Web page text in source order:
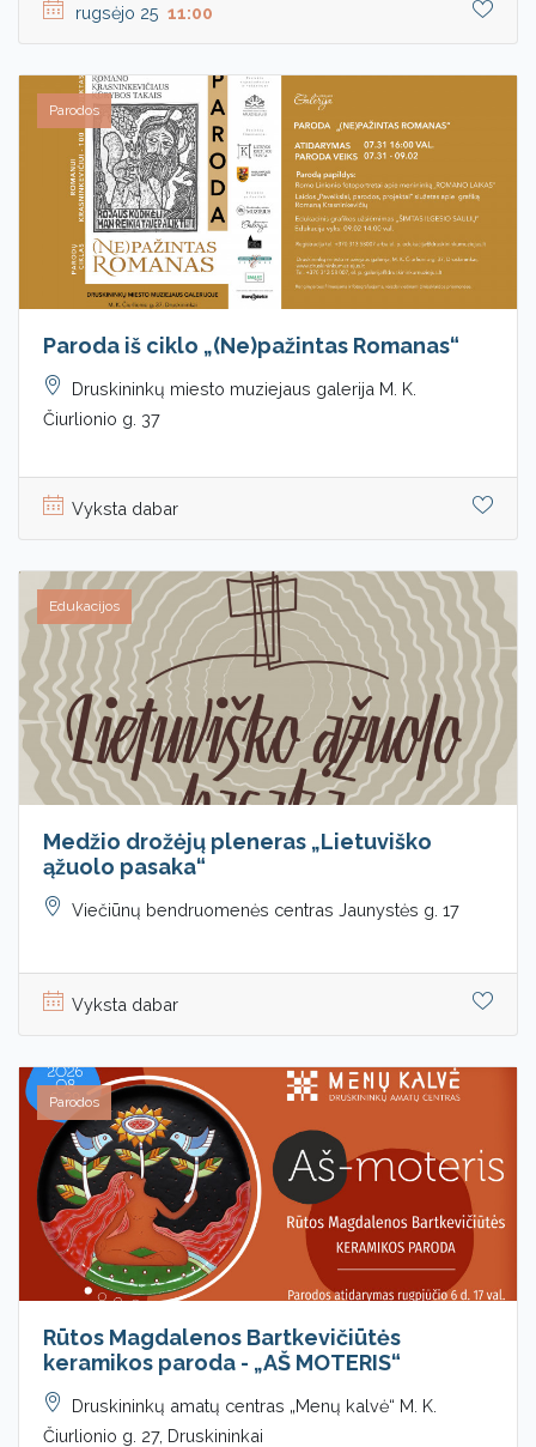
rugsėjo 25 11:00
Parodos
Paroda iš ciklo „(Ne)pažintas Romanas“
Druskininkų miesto muziejaus galerija M. K.
Čiurlionio g. 37
Vyksta dabar
Edukacijos
Medžio drožėjų pleneras „Lietuviško
ąžuolo pasaka“
Viečiūnų bendruomenės centras Jaunystės g. 17
Vyksta dabar
Parodos
Rūtos Magdalenos Bartkevičiūtės
keramikos paroda - „AŠ MOTERIS“
Druskininkų amatų centras „Menų kalvė“ M. K.
Čiurlionio g. 27, Druskininkai